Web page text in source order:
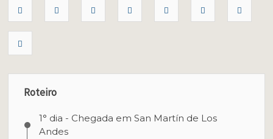
Roteiro
1° dia - Chegada em San Martín de Los
Andes